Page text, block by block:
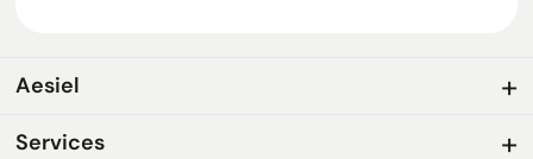
Aesiel
Services